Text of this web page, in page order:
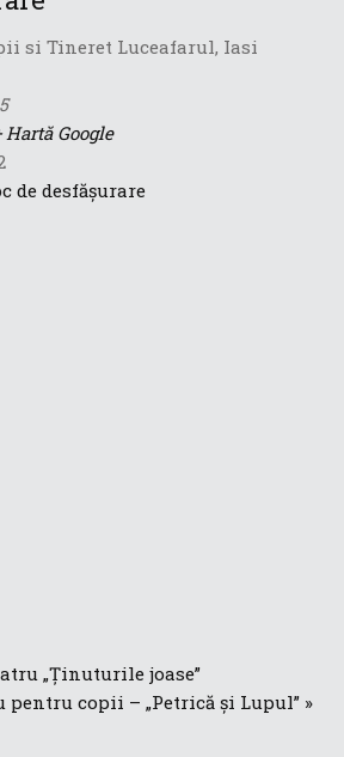
si Tineret Luceafarul, Iasi
Hartă Google
de desfășurare
„Ținuturile joase”
pentru copii – „Petrică și Lupul” »